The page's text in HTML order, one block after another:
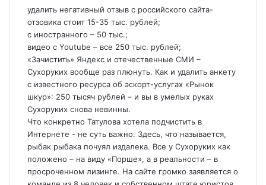
удалить негативный отзыв с российского сайта-
отзовика стоит 15-35 тыс. рублей;
с иностранного – 50 тыс.;
видео с Youtube – все 250 тыс. рублей;
«Зачистить» Яндекс и отечественные СМИ –
Сухоруких вообще раз плюнуть. Как и удалить анкету
с известного ресурса об эскорт-услугах «Рынок
шкур»: 250 тысяч рублей – и вы в умелых руках
Сухоруких снова невинны.
Что конкретно Татулова хотела подчистить в
Интернете - не суть важно. Здесь, что называется,
рыбак рыбака почуял издалека. Все у Сухоруких как
положено – на виду «Порше», а в реальности – в
просроченном лизинге. На сайте громко заявляется о